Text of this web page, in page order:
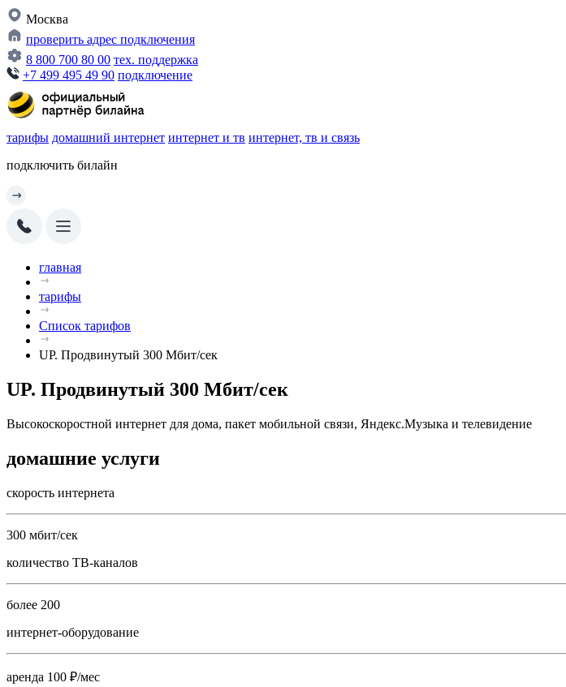
Москва
проверить адрес подключения
8 800 700 80 00 тех. поддержка
+7 499 495 49 90 подключение
тарифы домашний интернет интернет и тв интернет, тв и связь
подключить билайн
главная
тарифы
Список тарифов
UP. Продвинутый 300 Мбит/сек
UP. Продвинутый 300 Мбит/сек
Высокоскоростной интернет для дома, пакет мобильной связи, Яндекс.Музыка и телевидение
домашние услуги
скорость интернета
300 мбит/сек
количество ТВ-каналов
более 200
интернет-оборудование
аренда 100 ₽/мес